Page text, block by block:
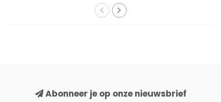
Abonneer je op onze nieuwsbrief